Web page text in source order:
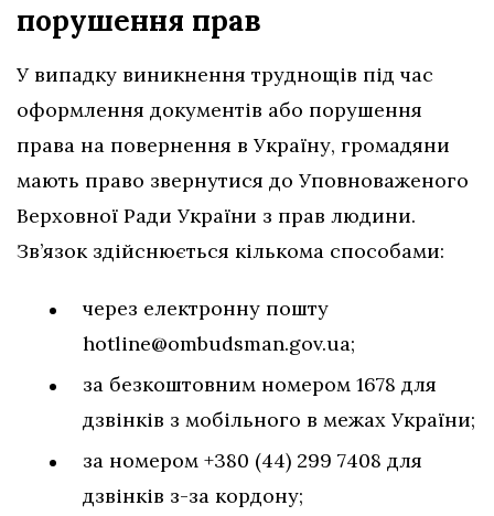
порушення прав
У випадку виникнення труднощів під час
оформлення документів або порушення
права на повернення в Україну, громадяни
мають право звернутися до Уповноваженого
Верховної Ради України з прав людини.
Зв’язок здійснюється кількома способами:
через електронну пошту
hotline@ombudsman.gov.ua;
за безкоштовним номером 1678 для
дзвінків з мобільного в межах України;
за номером +380 (44) 299 7408 для
дзвінків з-за кордону;